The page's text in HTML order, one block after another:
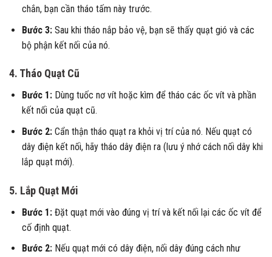
chắn, bạn cần tháo tấm này trước.
Bước 3:Sau khi tháo nắp bảo vệ, bạn sẽ thấy quạt gió và các
bộ phận kết nối của nó.
4. Tháo Quạt Cũ
Bước 1:Dùng tuốc nơ vít hoặc kìm để tháo các ốc vít và phần
kết nối của quạt cũ.
Bước 2:Cẩn thận tháo quạt ra khỏi vị trí của nó. Nếu quạt có
dây điện kết nối, hãy tháo dây điện ra (lưu ý nhớ cách nối dây khi
lắp quạt mới).
5. Lắp Quạt Mới
Bước 1:Đặt quạt mới vào đúng vị trí và kết nối lại các ốc vít để
cố định quạt.
Bước 2:Nếu quạt mới có dây điện, nối dây đúng cách như